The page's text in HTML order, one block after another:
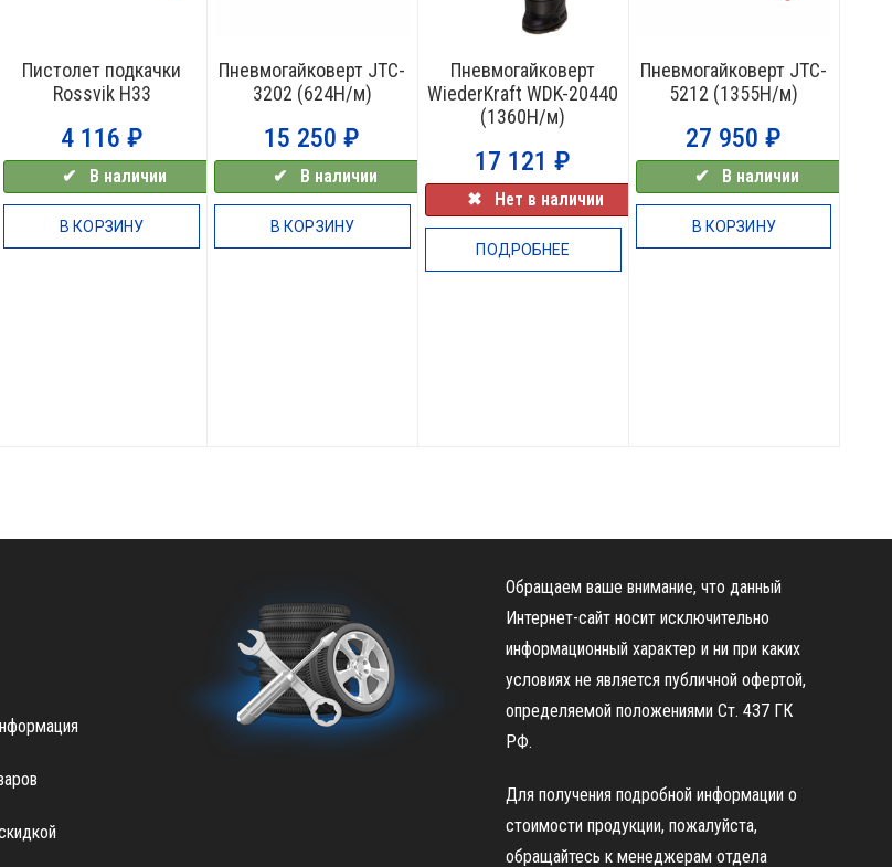
Пистолет подкачки
Rossvik H33
4 116 ₽
✔⠀В наличии
В КОРЗИНУ
Пневмогайковерт JTC-
3202 (624Н/м)
15 250₽
✔⠀В наличии
В КОРЗИНУ
Пневмогайковерт
WiederKraft WDK-20440
(1360Н/м)
17 121₽
✖⠀Нет в наличии
ПОДРОБНЕЕ
Пневмогайковерт JTC-
5212 (1355Н/м)
27 950₽
✔⠀В наличии
В КОРЗИНУ
Обращаем ваше внимание, что данный
Интернет-сайт носит исключительно
информационный характер и ни при каких
условиях не является публичной офертой,
определяемой положениями Ст. 437 ГК
РФ.
Для получения подробной информации о
стоимости продукции, пожалуйста,
обращайтесь к менеджерам отдела